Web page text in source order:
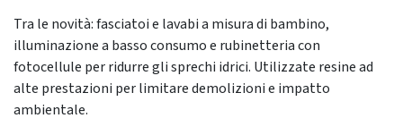
Tra le novità: fasciatoi e lavabi a misura di bambino,
illuminazione a basso consumo e rubinetteria con
fotocellule per ridurre gli sprechi idrici. Utilizzate resine ad
alte prestazioni per limitare demolizioni e impatto
ambientale.